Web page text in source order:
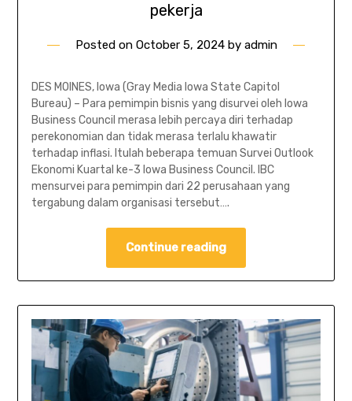
pekerja
Posted on October 5, 2024by admin
DES MOINES, Iowa (Gray Media Iowa State Capitol
Bureau) – Para pemimpin bisnis yang disurvei oleh Iowa
Business Council merasa lebih percaya diri terhadap
perekonomian dan tidak merasa terlalu khawatir
terhadap inflasi. Itulah beberapa temuan Survei Outlook
Ekonomi Kuartal ke-3 Iowa Business Council. IBC
mensurvei para pemimpin dari 22 perusahaan yang
tergabung dalam organisasi tersebut….
Continue reading